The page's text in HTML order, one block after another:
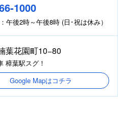
1000
午後2時～午後8時 (日･祝は休み）
葉花園町10−80
樟葉駅スグ！
Google Mapはコチラ